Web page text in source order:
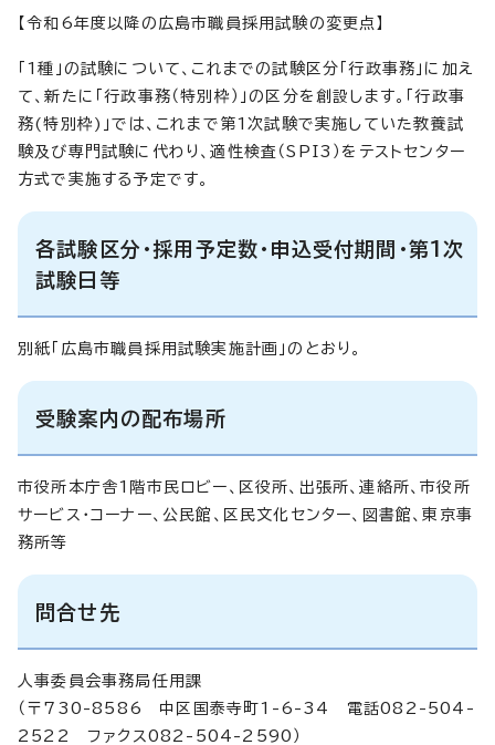
【令和6年度以降の広島市職員採用試験の変更点】
「1種」の試験について、これまでの試験区分「行政事務」に加え
て、新たに「行政事務（特別枠）」の区分を創設します。「行政事
務(特別枠)」では、これまで第1次試験で実施していた教養試
験及び専門試験に代わり、適性検査（SPI3）をテストセンター
方式で実施する予定です。
各試験区分・採用予定数・申込受付期間・第1次
試験日等
別紙「広島市職員採用試験実施計画」のとおり。
受験案内の配布場所
市役所本庁舎1階市民ロビー、区役所、出張所、連絡所、市役所
サービス・コーナー、公民館、区民文化センター、図書館、東京事
務所等
問合せ先
人事委員会事務局任用課
（〒730-8586 中区国泰寺町1-6-34 電話082-504-
2522 ファクス082-504-2590）